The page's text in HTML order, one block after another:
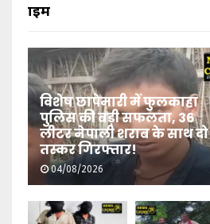
क्राइम
विशेष छापेमारी में फुलकाहा
पुलिस की बड़ी सफलता, 36
लीटर नेपाली शराब के साथ दो
तस्कर गिरफ्तार!
04/08/2026